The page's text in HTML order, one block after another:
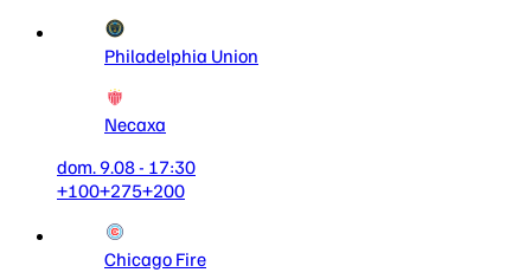
Philadelphia Union
Necaxa
dom. 9.08 - 17:30
+100+275+200
Chicago Fire